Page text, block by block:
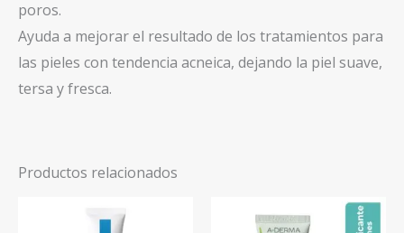
poros.
Ayuda a mejorar el resultado de los tratamientos para
las pieles con tendencia acneica, dejando la piel suave,
tersa y fresca.
Productos relacionados